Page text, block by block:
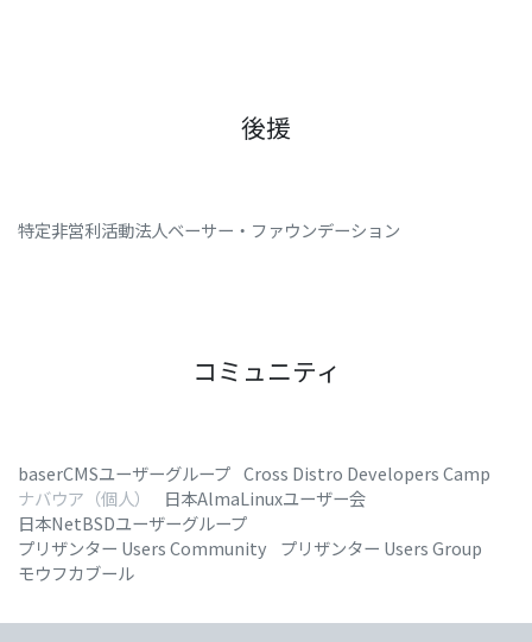
後援
特定非営利活動法人ベーサー・ファウンデーション
コミュニティ
baserCMSユーザーグループ Cross Distro Developers Camp
ナバウア（個人）
日本AlmaLinuxユーザー会
日本NetBSDユーザーグループ
プリザンター Users Community
プリザンター Users Group
モウフカブール